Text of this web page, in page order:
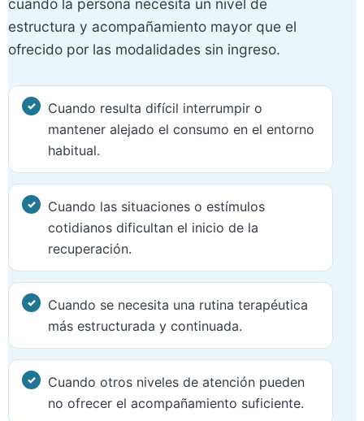
estructura y acompañamiento mayor que el
ofrecido por las modalidades sin ingreso.
Cuando resulta difícil interrumpir o
mantener alejado el consumo en el entorno
habitual.
Cuando las situaciones o estímulos
cotidianos dificultan el inicio de la
recuperación.
Cuando se necesita una rutina terapéutica
más estructurada y continuada.
Cuando otros niveles de atención pueden
no ofrecer el acompañamiento suficiente.